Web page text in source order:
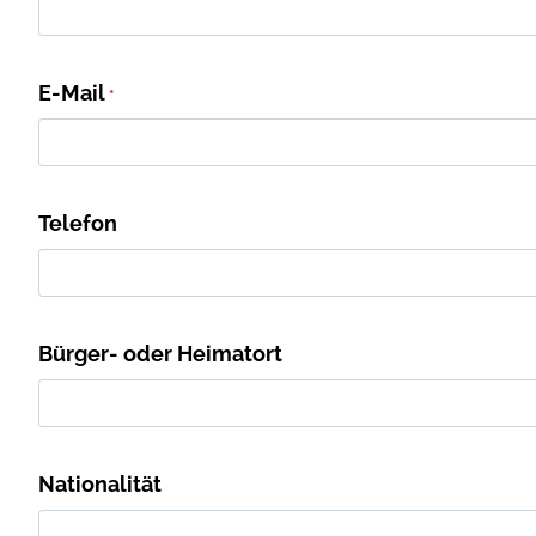
E-Mail *
Telefon
Bürger- oder Heimatort
Nationalität